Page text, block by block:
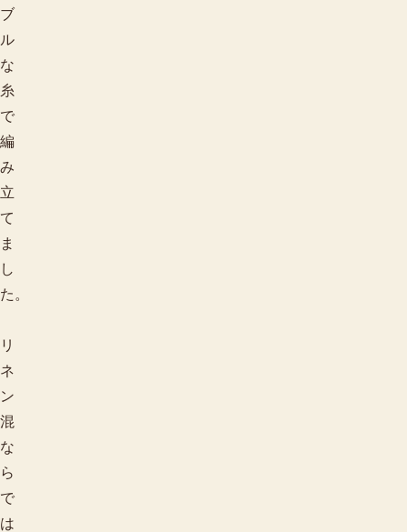
ブ
ル
な
糸
で
編
み
立
て
ま
し
た。
リ
ネ
ン
混
な
ら
で
は